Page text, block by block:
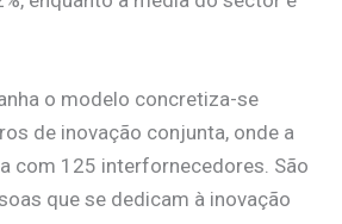
o modelo concretiza-se
de inovação conjunta, onde a
com 125 interfornecedores. São
que se dedicam à inovação